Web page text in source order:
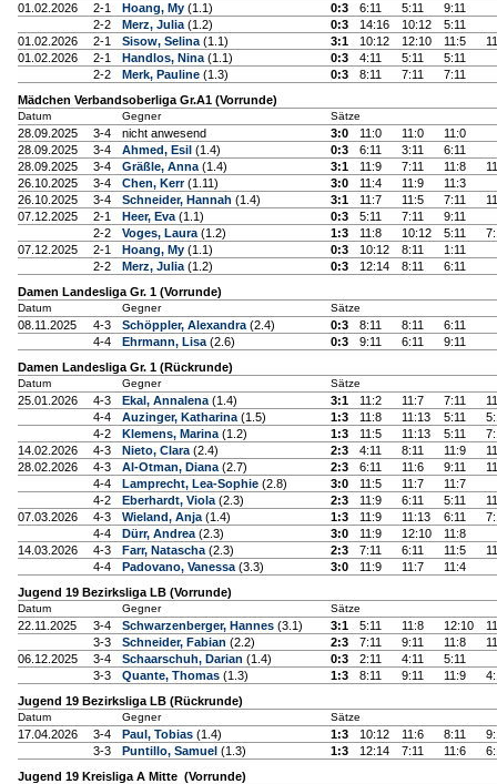
01.02.2026 2-1 Hoang, My (1.1) 0:3 6:11 5:11
9:11
2-2
Merz, Julia (1.2) 0:3 14:16 10:12
5:11
01.02.2026
2-1 Sisow, Selina (1.1) 3:1 10:12 12:10 11:5
01.02.2026
2-1 Handlos, Nina (1.1) 0:3 4:11 5:11
5:11
2-2
Merk, Pauline (1.3) 0:3 8:11 7:11
7:11
Mädchen Verbandsoberliga Gr.A1 (Vorrunde)
Datum Gegner Sätze
28.09.2025 3-4 nicht anwesend 3:0 11:0 11:0
11:0
28.09.2025
3-4 Ahmed, Esil (1.4) 0:3 6:11 3:11
6:11
28.09.2025
3-4 Gräßle, Anna (1.4) 3:1 11:9 7:11 11:8
26.10.2025
3-4 Chen, Kerr(1.11) 3:0 11:4 11:9
11:3
26.10.2025
3-4 Schneider, Hannah (1.4) 3:1 11:7 11:5 7:11
07.12.2025
2-1 Heer, Eva (1.1) 0:3 5:11 7:11
9:11
2-2
Voges, Laura (1.2) 1:3 11:8 10:12 5:11
07.12.2025
2-1 Hoang, My (1.1) 0:3 10:12 8:11
1:11
2-2
Merz, Julia (1.2) 0:3 12:14 8:11
6:11
Damen Landesliga Gr. 1 (Vorrunde)
Datum Gegner Sätze
08.11.2025 4-3 Schöppler, Alexandra (2.4) 0:3 8:11 8:11
6:11
4-4
Ehrmann, Lisa (2.6) 0:3 9:11 6:11
9:11
Damen Landesliga Gr. 1 (Rückrunde)
Datum Gegner Sätze
25.01.2026 4-3 Ekal, Annalena (1.4) 3:1 11:2 11:7 7:11
4-4
Auzinger, Katharina (1.5) 1:3 11:8 11:13 5:11
4-2
Klemens, Marina (1.2) 1:3 11:5 11:13 5:11
14.02.2026
4-3 Nieto, Clara (2.4) 2:3 4:11 8:11 11:9
28.02.2026
4-3 Al-Otman, Diana (2.7) 2:3 6:11 11:6 9:11
4-4
Lamprecht, Lea-Sophie (2.8) 3:0 11:5 11:7
11:7
4-2
Eberhardt, Viola (2.3) 2:3 11:9 6:11 5:11
07.03.2026
4-3 Wieland, Anja (1.4) 1:3 11:9 11:13 6:11
4-4
Dürr, Andrea (2.3) 3:0 11:9 12:10
11:8
14.03.2026
4-3 Farr, Natascha (2.3) 2:3 7:11 6:11 11:5
4-4
Padovano, Vanessa (3.3) 3:0 11:9 11:7
11:4
Jugend 19 Bezirksliga LB (Vorrunde)
Datum Gegner Sätze
22.11.2025 3-4 Schwarzenberger, Hannes (3.1) 3:1 5:11 11:8 12:10
3-3
Schneider, Fabian (2.2) 2:3 7:11 9:11 11:8
06.12.2025
3-4 Schaarschuh, Darian (1.4) 0:3 2:11 4:11
5:11
3-3
Quante, Thomas (1.3) 1:3 8:11 9:11 11:9
Jugend 19 Bezirksliga LB (Rückrunde)
Datum Gegner Sätze
17.04.2026 3-4 Paul, Tobias (1.4) 1:3 10:12 11:6 8:11
3-3
Puntillo, Samuel (1.3) 1:3 12:14 7:11 11:6
Jugend 19 Kreisliga A Mitte (Vorrunde)